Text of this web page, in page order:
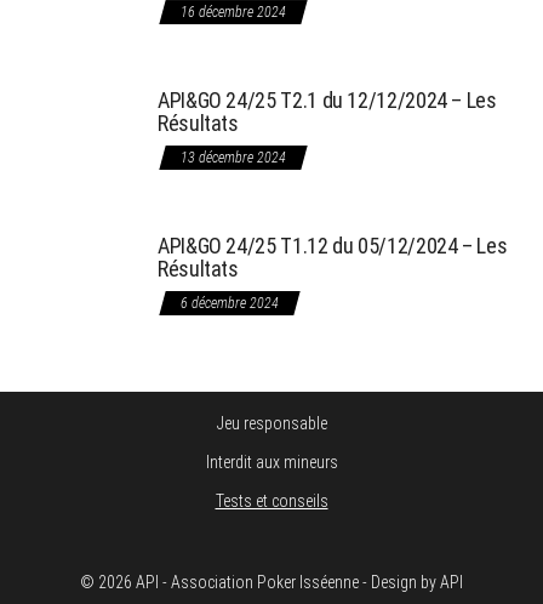
16 décembre 2024
API&GO 24/25 T2.1 du 12/12/2024 – Les
Résultats
13 décembre 2024
API&GO 24/25 T1.12 du 05/12/2024 – Les
Résultats
6 décembre 2024
Jeu responsable
Interdit aux mineurs
Tests et conseils
© 2026 API - Association Poker Isséenne - Design by API